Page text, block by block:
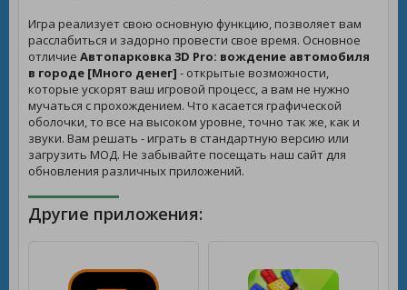
Игра реализует свою основную функцию, позволяет вам
расслабиться и задорно провести свое время. Основное
отличие Автопарковка 3D Pro: вождение автомобиля
в городе [Много денег] - открытые возможности,
которые ускорят ваш игровой процесс, а вам не нужно
мучаться с прохождением. Что касается графической
оболочки, то все на высоком уровне, точно так же, как и
звуки. Вам решать - играть в стандартную версию или
загрузить МОД. Не забывайте посещать наш сайт для
обновления различных приложений.
Другие приложения: